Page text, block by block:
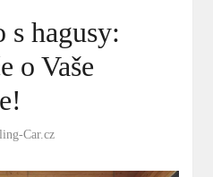
s hagusy:
o Vaše
Car.cz